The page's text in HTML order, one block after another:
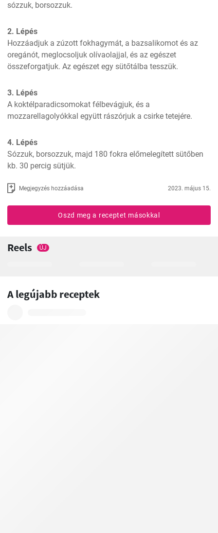
sózzuk, borsozzuk.
2. Lépés
Hozzáadjuk a zúzott fokhagymát, a bazsalikomot és az
oregánót, meglocsoljuk olívaolajjal, és az egészet
összeforgatjuk. Az egészet egy sütőtálba tesszük.
3. Lépés
A koktélparadicsomokat félbevágjuk, és a
mozzarellagolyókkal együtt rászórjuk a csirke tetejére.
4. Lépés
Sózzuk, borsozzuk, majd 180 fokra előmelegített sütőben
kb. 30 percig sütjük.
Megjegyzés hozzáadása 2023. május 15.
Oszd meg a receptet másokkal
Reels ÚJ
A legújabb receptek